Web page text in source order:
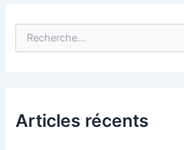
c
h
Articles récents